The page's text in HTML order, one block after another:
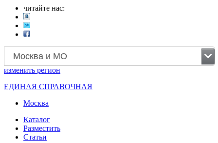
читайте нас:
Москва и МО
изменить регион
ЕДИНАЯ СПРАВОЧНАЯ
Москва
Каталог
Разместить
Статьи